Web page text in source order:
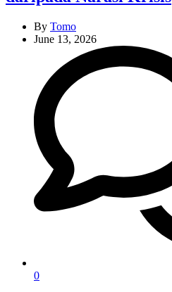
By Tomo
June 13, 2026
0